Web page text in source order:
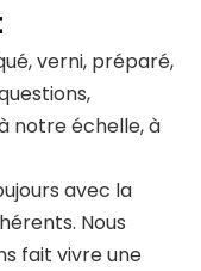
verni, préparé,
notre échelle, à
avec la
Nous
fait vivre une